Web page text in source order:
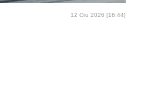
12 Giu 2026 [16:44]